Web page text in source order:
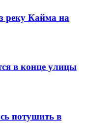
реку Кайма на
в конце улицы
потушить в